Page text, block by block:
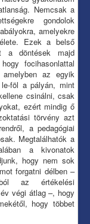
Nemcsak a
gondolok
amelyekre
Ezek a belső
a döntések majd
focihasonlattal
az egyik
föl a pályán, mint
csinálni, csak
ezért mindig ő
törvény azt
a pedagógiai
Megtalálhatók a
a kivonatok
hogy nem sok
forgatni délben –
az értékelési
végi átlag –, hogy
hogy többet